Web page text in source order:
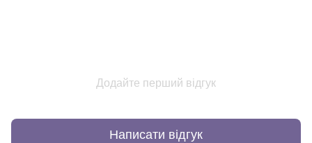
Додайте перший відгук
Написати відгук